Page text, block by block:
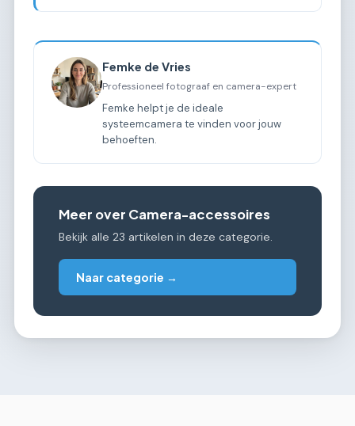
Femke de Vries
Professioneel fotograaf en camera-expert
Femke helpt je de ideale
systeemcamera te vinden voor jouw
behoeften.
Meer over Camera-accessoires
Bekijk alle 23 artikelen in deze categorie.
Naar categorie →